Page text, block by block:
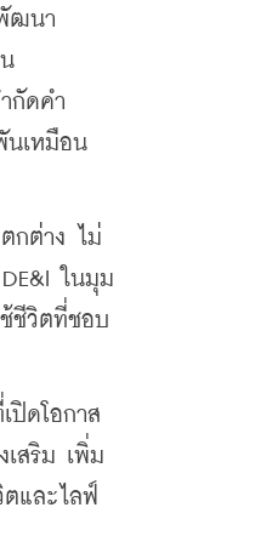
ฒนา
กัดคำ
นเหมือน
กต่าง ไม่
ในมุม
ชีวิตที่ชอบ
ปิดโอกาส
สริม เพิ่ม
และไลฟ์